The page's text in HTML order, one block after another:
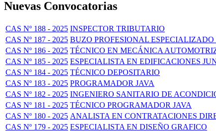
Nuevas Convocatorias
CAS Nº 188 - 2025 INSPECTOR TRIBUTARIO
CAS Nº 187 - 2025 BUZO PROFESIONAL ESPECIALIZADO
CAS Nº 186 - 2025 TÉCNICO EN MECÁNICA
CAS Nº 185 - 2025 ESPECIALISTA EN EDIFICACIONES
CAS Nº 184 - 2025 TÉCNICO DEPOSITARIO
CAS Nº 183 - 2025 PROGRAMADOR JAVA
CAS Nº 182 - 2025 INGENIERO SANITARIO DE
CAS Nº 181 - 2025 TÉCNICO PROGRAMADOR JAVA
CAS Nº 180 - 2025 ANALISTA EN CONTRATACIONES
CAS Nº 179 - 2025 ESPECIALISTA EN DISEÑO GRAFICO